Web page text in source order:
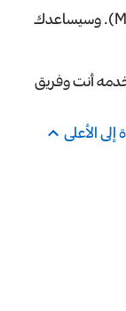
سيساعدك هذا الدليل على الاستعداد لجراحة الاستئصال الجزئي للقولون في مركز ميموريال سلون كيترينج (MSK). وسيساعدك
أنت وفريق
إلى الأعلى